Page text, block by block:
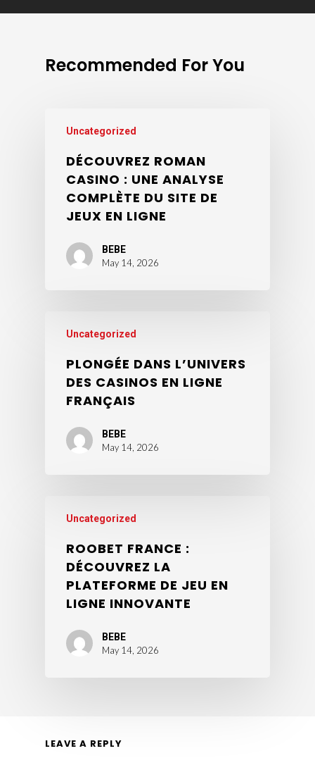
Recommended For You
Uncategorized
DÉCOUVREZ ROMAN
CASINO : UNE ANALYSE
COMPLÈTE DU SITE DE
JEUX EN LIGNE
BEBE
May 14, 2026
Uncategorized
PLONGÉE DANS L’UNIVERS
DES CASINOS EN LIGNE
FRANÇAIS
BEBE
May 14, 2026
Uncategorized
ROOBET FRANCE :
DÉCOUVREZ LA
PLATEFORME DE JEU EN
LIGNE INNOVANTE
BEBE
May 14, 2026
LEAVE A REPLY